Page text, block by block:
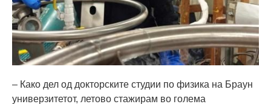
– Како дел од докторските студии по физика на Браун
универзитетот, летово стажирам во голема